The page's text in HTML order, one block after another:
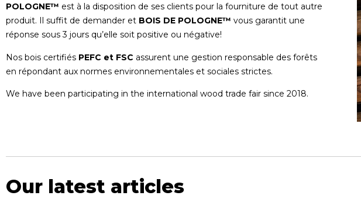
POLOGNE™ est à la disposition de ses clients pour la fourniture de tout autre
produit. Il suffit de demander et BOIS DE POLOGNE™ vous garantit une
réponse sous 3 jours qu’elle soit positive ou négative!
Nos bois certifiés PEFC et FSC assurent une gestion responsable des forêts
en répondant aux normes environnementales et sociales strictes.
We have been participating in the international wood trade fair since 2018.
Our latest articles